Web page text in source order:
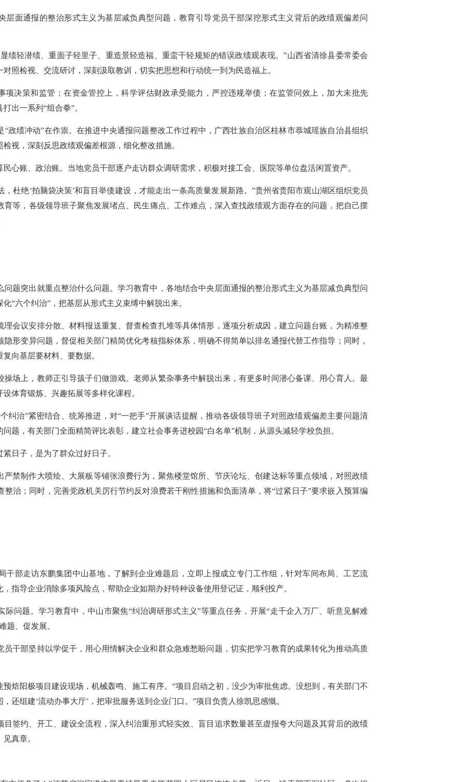
层面通报的整治形式主义为基层减负典型问题，教育引导党员干部深挖形式主义背后的政绩观偏差问
绩轻潜绩、重面子轻里子、重造景轻造福、重蛮干轻规矩的错误政绩观表现。”山西省清徐县委常委会
照检视、交流研讨，深刻汲取教训，切实把思想和行动统一到为民造福上。
项决策和监管；在资金管控上，科学评估财政承受能力，严控违规举债；在监管问效上，加大未批先
出一系列“组合拳”。
“政绩冲动”在作祟。在推进中央通报问题整改工作过程中，广西壮族自治区桂林市恭城瑶族自治县组织
视，深刻反思政绩观偏差根源，细化整改措施。
心账、政治账。当地党员干部逐户走访群众调研需求，积极对接工会、医院等单位盘活闲置资产。
，杜绝‘拍脑袋决策’和盲目举债建设，才能走出一条高质量发展新路。”贵州省贵阳市观山湖区组织党员
等，各级领导班子聚焦发展堵点、民生痛点、工作难点，深入查找政绩观方面存在的问题，把自己摆
问题突出就重点整治什么问题。学习教育中，各地结合中央层面通报的整治形式主义为基层减负典型问
“六个纠治”，把基层从形式主义束缚中解脱出来。
理会议安排分散、材料报送重复、督查检查扎堆等具体情形，逐项分析成因，建立问题台账，为精准整
形变异问题，督促相关部门精简优化考核指标体系，明确不得简单以排名通报代替工作指导；同时，
向基层要材料、要数据。
操场上，教师正引导孩子们做游戏。老师从繁杂事务中解脱出来，有更多时间潜心备课、用心育人。最
体育锻炼、兴趣拓展等多样化课程。
纠治”紧密结合、统筹推进，对“一把手”开展谈话提醒，推动各级领导班子对照政绩观偏差主要问题清
题，有关部门全面精简评比表彰，建立社会事务进校园“白名单”机制，从源头减轻学校负担。
日子，是为了群众过好日子。
严禁制作大喷绘、大展板等铺张浪费行为，聚焦楼堂馆所、节庆论坛、创建达标等重点领域，对照政绩
治；同时，完善党政机关厉行节约反对浪费若干刚性措施和负面清单，将“过紧日子”要求嵌入预算编
干部走访东鹏集团中山基地，了解到企业难题后，立即上报成立专门工作组，针对车间布局、工艺流
指导企业消除多项风险点，帮助企业如期办好特种设备使用登记证，顺利投产。
际问题。学习教育中，中山市聚焦“纠治调研形式主义”等重点任务，开展“走千企入万厂、听意见解难
题、促发展。
员干部坚持以学促干，用心用情解决企业和群众急难愁盼问题，切实把学习教育的成果转化为推动高质
预焙阳极项目建设现场，机械轰鸣、施工有序。“项目启动之初，没少为审批焦虑。没想到，有关部门不
还组建‘流动办事大厅’，把审批服务送到企业门口。”项目负责人徐凯思感慨。
目签约、开工、建设全流程，深入纠治重形式轻实效、盲目追求数量甚至虚报夸大问题及其背后的政绩
真章。